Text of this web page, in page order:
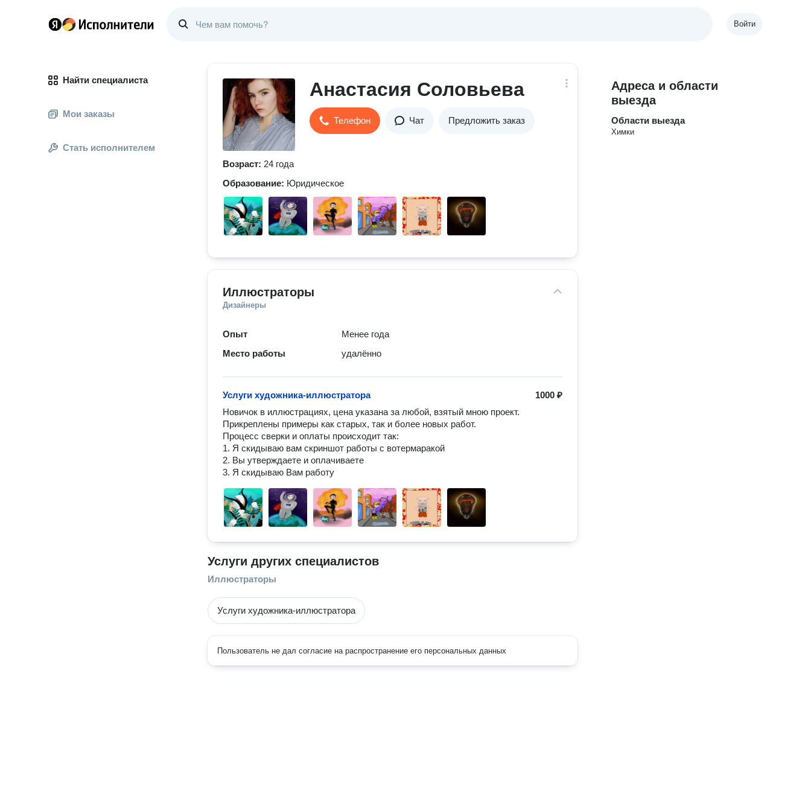
Войти
Найти специалиста
Мои заказы
Стать исполнителем
Анастасия Соловьева
Телефон Чат Предложить заказ
Возраст: 24 года
Образование: Юридическое
Иллюстраторы
Дизайнеры
Опыт
Менее года
Место работы
удалённо
1000 ₽
Услуги художника-иллюстратора
Новичок в иллюстрациях, цена указана за любой, взятый мною проект.
Прикреплены примеры как старых, так и более новых работ.
Процесс сверки и оплаты происходит так:
1. Я скидываю вам скриншот работы с вотермаракой
2. Вы утверждаете и оплачиваете
3. Я скидываю Вам работу
Услуги других специалистов
Иллюстраторы
Услуги художника-иллюстратора
Пользователь не дал согласие на распространение его персональных данных
Адреса и области
выезда
Области выезда
Химки